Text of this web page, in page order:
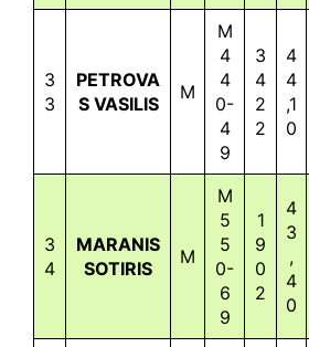
3
3
PETROVA
S VASILIS
M
M
4
4
0-
4
9
3
4
2
2
4
4
,1
0
3
4
MARANIS
SOTIRIS
M
M
5
5
0-
6
9
1
9
0
2
4
3
,
4
0